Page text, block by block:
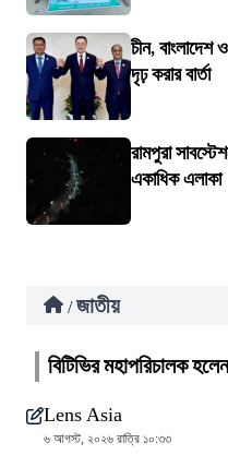
চীন,
দৃঢ় করার বার্তা
রামপুরা
একাধিক এলাকা
/ জাতীয়
বিটিভির মহাপরিচালক
Lens Asia
৬ আগস্ট, ২০২৬ রাত্রি ১০:৩৩